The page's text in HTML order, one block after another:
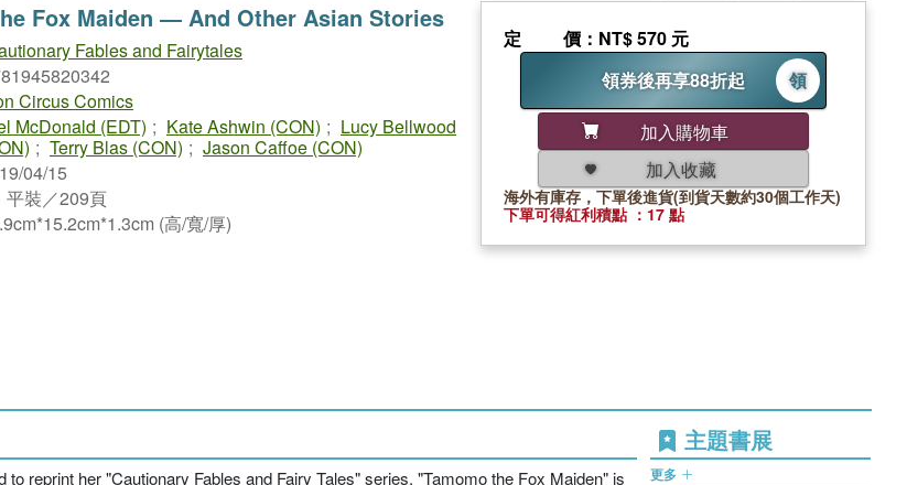
Fox Maiden ― And Other Asian Stories
Fables and Fairytales
Circus Comics
McDonald (EDT) ; Kate Ashwin (CON) ; Lucy Bellwood
; Terry Blas (CON) ; Jason Caffoe (CON)
04/15
平裝／209頁
(高/寬/厚)
定價 ：NT$ 570 元
領券後再享88折起
領
加入購物車
加入收藏
海外有庫存，下單後進貨(到貨天數約30個工作天)
下單可得紅利積點 ：17 點
reprint her "Cautionary Fables and Fairy Tales" series, "Tamomo the Fox Maiden" is
主題書展
更多